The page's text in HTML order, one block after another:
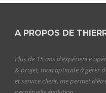
A PROPOS DE
Plus de 15 ans d’expérience
& projet, mon aptitude à gérer
et service client, me permet